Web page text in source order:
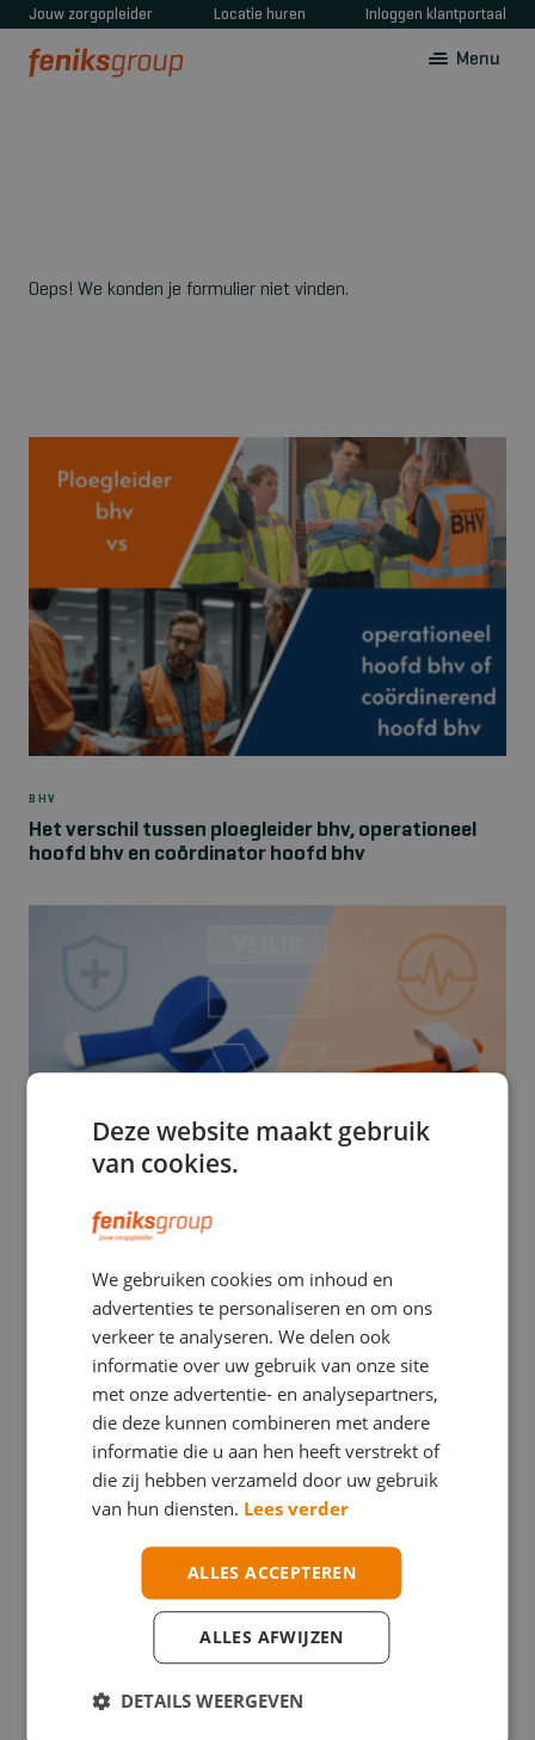
Jouw zorgopleider Locatie huren Inloggen klantportaal
Menu
Oeps! We konden je formulier niet vinden.
BHV
Het verschil tussen ploegleider bhv, operationeel
hoofd bhv en coördinator hoofd bhv
Stuwband versus tourniquet: een verwarrend
verschil met mogelijk ernstige gevolgen
Deze website maakt gebruik
van cookies.
We gebruiken cookies om inhoud en
advertenties te personaliseren en om ons
verkeer te analyseren. We delen ook
informatie over uw gebruik van onze site
met onze advertentie- en analysepartners,
die deze kunnen combineren met andere
informatie die u aan hen heeft verstrekt of
die zij hebben verzameld door uw gebruik
van hun diensten. Lees verder
ALLES ACCEPTEREN
ALLES AFWIJZEN
DETAILS WEERGEVEN